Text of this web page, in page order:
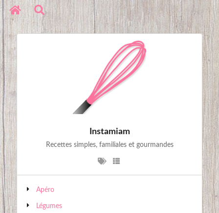
Instamiam
Recettes simples, familiales et gourmandes
Apéro
Légumes
Réseaux sociaux